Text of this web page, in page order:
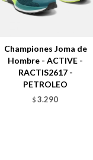
Championes Joma de
Hombre - ACTIVE -
RACTIS2617 -
PETROLEO
$ 3.290